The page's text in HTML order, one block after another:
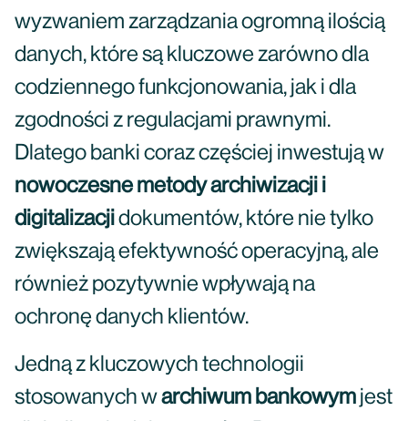
wyzwaniem zarządzania ogromną ilością
danych, które są kluczowe zarówno dla
codziennego funkcjonowania, jak i dla
zgodności z regulacjami prawnymi.
Dlatego banki coraz częściej inwestują w
nowoczesne metody archiwizacji i
digitalizacjidokumentów, które nie tylko
zwiększają efektywność operacyjną, ale
również pozytywnie wpływają na
ochronę danych klientów.
Jedną z kluczowych technologii
stosowanych warchiwum bankowym jest